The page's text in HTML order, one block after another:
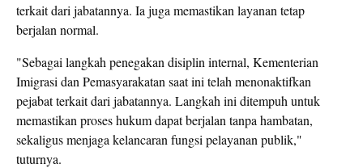
terkait dari jabatannya. Ia juga memastikan layanan tetap
berjalan normal.
"Sebagai langkah penegakan disiplin internal, Kementerian
Imigrasi dan Pemasyarakatan saat ini telah menonaktifkan
pejabat terkait dari jabatannya. Langkah ini ditempuh untuk
memastikan proses hukum dapat berjalan tanpa hambatan,
sekaligus menjaga kelancaran fungsi pelayanan publik,"
tuturnya.